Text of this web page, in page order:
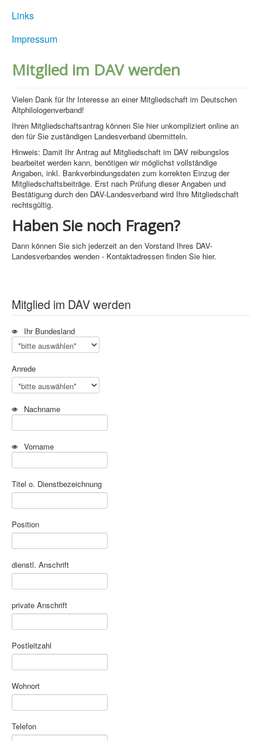
Links
Impressum
Mitglied im DAV werden
Vielen Dank für Ihr Interesse an einer Mitgliedschaft im Deutschen
Altphilologenverband!
Ihren Mitgliedschaftsantrag können Sie hier unkompliziert online an
den für Sie zuständigen Landesverband übermitteln.
Hinweis: Damit Ihr Antrag auf Mitgliedschaft im DAV reibungslos
bearbeitet werden kann, benötigen wir möglichst vollständige
Angaben, inkl. Bankverbindungsdaten zum korrekten Einzug der
Mitgliedschaftsbeiträge. Erst nach Prüfung dieser Angaben und
Bestätigung durch den DAV-Landesverband wird Ihre Mitgliedschaft
rechtsgültig.
Haben Sie noch Fragen?
Dann können Sie sich jederzeit an den Vorstand Ihres DAV-
Landesverbandes wenden - Kontaktadressen finden Sie hier.
Mitglied im DAV werden
Ihr Bundesland
Anrede
Nachname
Vorname
Titel o. Dienstbezeichnung
Position
dienstl. Anschrift
private Anschrift
Postleitzahl
Wohnort
Telefon